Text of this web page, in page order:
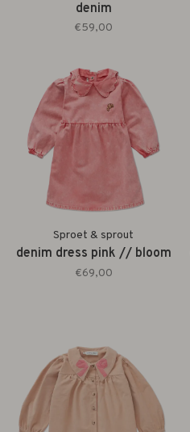
denim
€59,00
Sproet & sprout
denim dress pink // bloom
€69,00